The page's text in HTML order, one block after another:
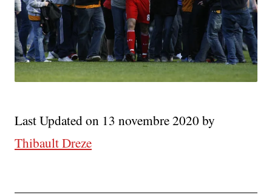
Last Updated on 13 novembre 2020 by
Thibault Dreze